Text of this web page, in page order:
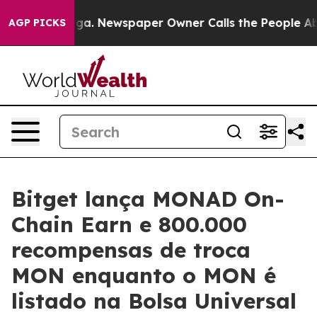
AGP PICKSNewspaper Owner Calls the People
Bitget lança MONAD On-
Chain Earn e 800.000
recompensas de troca
MON enquanto o MON é
listado na Bolsa Universal